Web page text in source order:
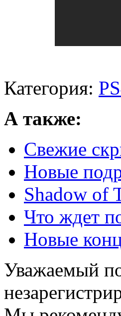
Категория:
А также:
Свежие
Новые
Shadow of
Что ждет
Новые
Уважаемый